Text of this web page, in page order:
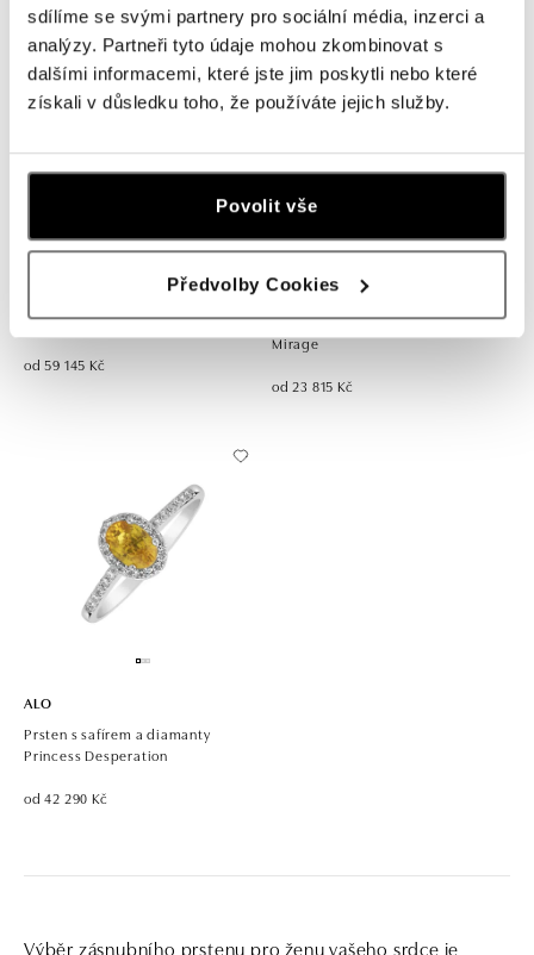
sdílíme se svými partnery pro sociální média, inzerci a
analýzy. Partneři tyto údaje mohou zkombinovat s
dalšími informacemi, které jste jim poskytli nebo které
získali v důsledku toho, že používáte jejich služby.
Povolit vše
Předvolby Cookies
Prsten se safírem Aurellia
od 59 145 Kč
ALO
Prsten s diamanty a safírem Mystic
Mirage
od 23 815 Kč
ALO
Prsten s safírem a diamanty
Princess Desperation
od 42 290 Kč
Výběr zásnubního prstenu pro ženu vašeho srdce je